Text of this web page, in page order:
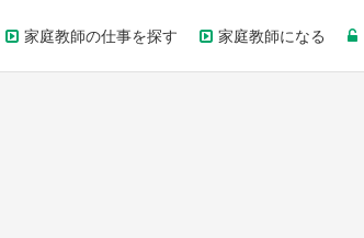
家庭教師の仕事を探す 家庭教師になる